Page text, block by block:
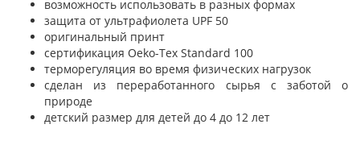
возможность использовать в разных формах
защита от ультрафиолета UPF 50
оригинальный принт
сертификация Oeko-Tex Standard 100
терморегуляция во время физических нагрузок
сделан из переработанного сырья с заботой о
природе
детский размер для детей до 4 до 12 лет